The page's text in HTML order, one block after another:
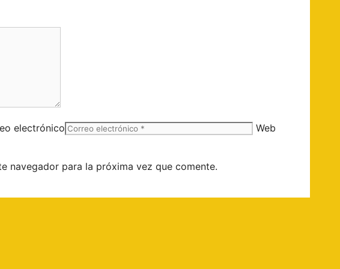
electrónico Web
navegador para la próxima vez que comente.